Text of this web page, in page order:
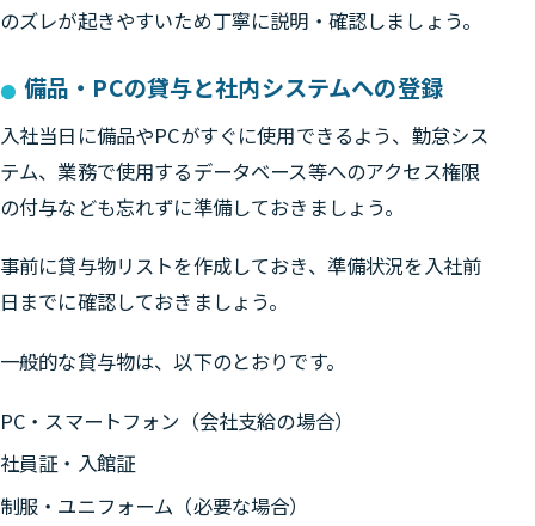
のズレが起きやすいため丁寧に説明・確認しましょう。
備品・PCの貸与と社内システムへの登録
入社当日に備品やPCがすぐに使用できるよう、 勤怠シス
テム、業務で使用するデータベース等へのアクセス権限
の付与なども忘れずに準備しておきましょう。
事前に貸与物リストを作成しておき、準備状況を入社前
日までに確認しておきましょう。
一般的な貸与物は、以下のとおりです。
PC・スマートフォン（会社支給の場合）
社員証・入館証
制服・ユニフォーム（必要な場合）